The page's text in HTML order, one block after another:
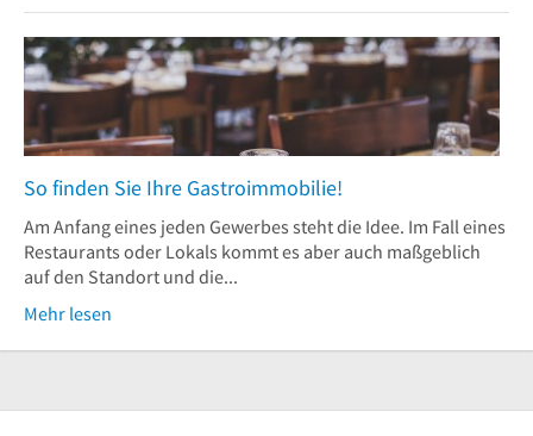
So finden Sie Ihre Gastroimmobilie!
Am Anfang eines jeden Gewerbes steht die Idee. Im Fall eines
Restaurants oder Lokals kommt es aber auch maßgeblich
auf den Standort und die...
Mehr lesen